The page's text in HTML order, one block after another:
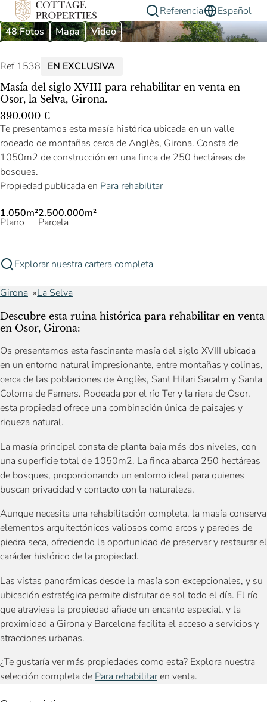
Referencia
Español
48 Fotos
Mapa Video
Ref 1538 EN EXCLUSIVA
Masía del siglo XVIII para rehabilitar en venta en
Osor, la Selva, Girona.
390.000 €
Te presentamos esta masía histórica ubicada en un valle
rodeado de montañas cerca de Anglès, Girona. Consta de
1050m2 de construcción en una finca de 250 hectáreas de
bosques.
Propiedad publicada en Para rehabilitar
1.050m²
Plano
2.500.000m²
Parcela
Explorar nuestra cartera completa
Girona La Selva
Descubre esta ruina histórica para rehabilitar en venta
en Osor, Girona:
Os presentamos esta fascinante masía del siglo XVIII ubicada
en un entorno natural impresionante, entre montañas y colinas,
cerca de las poblaciones de Anglès, Sant Hilari Sacalm y Santa
Coloma de Farners. Rodeada por el río Ter y la riera de Osor,
esta propiedad ofrece una combinación única de paisajes y
riqueza natural.
La masía principal consta de planta baja más dos niveles, con
una superficie total de 1050m2. La finca abarca 250 hectáreas
de bosques, proporcionando un entorno ideal para quienes
buscan privacidad y contacto con la naturaleza.
Aunque necesita una rehabilitación completa, la masía conserva
elementos arquitectónicos valiosos como arcos y paredes de
piedra seca, ofreciendo la oportunidad de preservar y restaurar el
carácter histórico de la propiedad.
Las vistas panorámicas desde la masía son excepcionales, y su
ubicación estratégica permite disfrutar de sol todo el día. El río
que atraviesa la propiedad añade un encanto especial, y la
proximidad a Girona y Barcelona facilita el acceso a servicios y
atracciones urbanas.
¿Te gustaría ver más propiedades como esta? Explora nuestra
selección completa de Para rehabilitaren venta.